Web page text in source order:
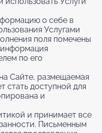
о себе в
Услугами
поля помечены
по его
Сайте, размещаемая
стать доступной для
и
и принимает все
Письменным